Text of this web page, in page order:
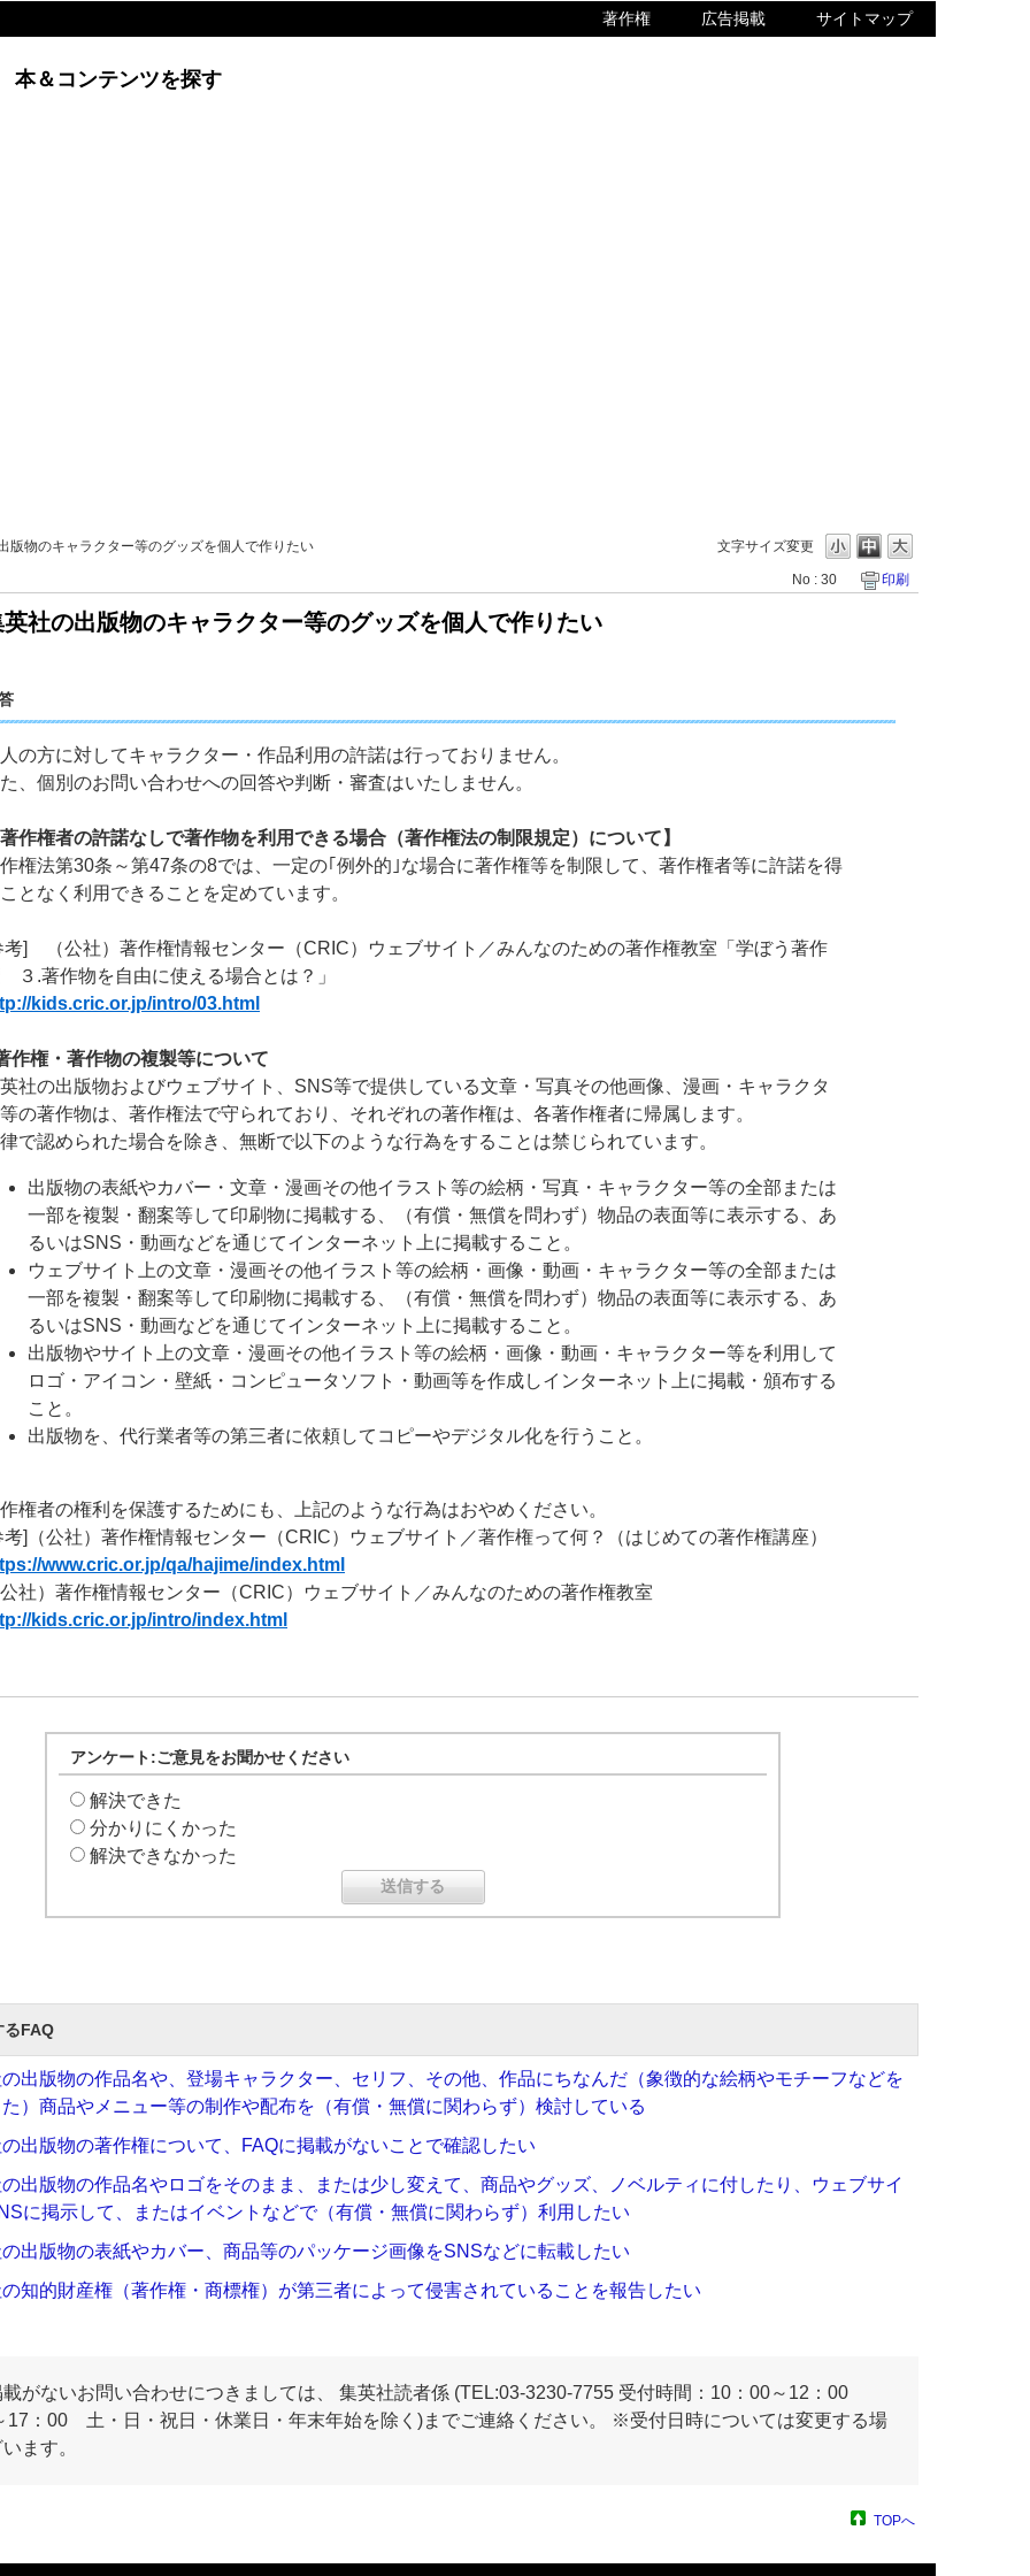
著作権 広告掲載 サイトマップ
本＆コンテンツを探す
文字サイズ変更
版物のキャラクター等のグッズを個人で作りたい
No : 30 印刷
英社の出版物のキャラクター等のグッズを個人で作りたい
の方に対してキャラクター・作品利用の許諾は行っておりません。
、個別のお問い合わせへの回答や判断・審査はいたしません。
著作権者の許諾なしで著作物を利用できる場合（著作権法の制限規定）について】
権法第30条～第47条の8では、一定の｢例外的｣な場合に著作権等を制限して、著作権者等に許諾を得
となく利用できることを定めています。
考] （公社）著作権情報センター（CRIC）ウェブサイト／みんなのための著作権教室「学ぼう著作
３.著作物を自由に使える場合とは？」
kids.cric.or.jp/intro/03.html
作権・著作物の複製等について
社の出版物およびウェブサイト、SNS等で提供している文章・写真その他画像、漫画・キャラクタ
の著作物は、著作権法で守られており、それぞれの著作権は、各著作権者に帰属します。
で認められた場合を除き、無断で以下のような行為をすることは禁じられています。
出版物の表紙やカバー・文章・漫画その他イラスト等の絵柄・写真・キャラクター等の全部または
一部を複製・翻案等して印刷物に掲載する、（有償・無償を問わず）物品の表面等に表示する、あ
るいはSNS・動画などを通じてインターネット上に掲載すること。
ウェブサイト上の文章・漫画その他イラスト等の絵柄・画像・動画・キャラクター等の全部または
一部を複製・翻案等して印刷物に掲載する、（有償・無償を問わず）物品の表面等に表示する、あ
るいはSNS・動画などを通じてインターネット上に掲載すること。
出版物やサイト上の文章・漫画その他イラスト等の絵柄・画像・動画・キャラクター等を利用して
ロゴ・アイコン・壁紙・コンピュータソフト・動画等を作成しインターネット上に掲載・頒布する
こと。
出版物を、代行業者等の第三者に依頼してコピーやデジタル化を行うこと。
権者の権利を保護するためにも、上記のような行為はおやめください。
考]（公社）著作権情報センター（CRIC）ウェブサイト／著作権って何？（はじめての著作権講座）
www.cric.or.jp/qa/hajime/index.html
公社）著作権情報センター（CRIC）ウェブサイト／みんなのための著作権教室
kids.cric.or.jp/intro/index.html
アンケート:ご意見をお聞かせください
解決できた
分かりにくかった
解決できなかった
るFAQ
出版物の作品名や、登場キャラクター、セリフ、その他、作品にちなんだ（象徴的な絵柄やモチーフなどを
）商品やメニュー等の制作や配布を（有償・無償に関わらず）検討している
出版物の著作権について、FAQに掲載がないことで確認したい
出版物の作品名やロゴをそのまま、または少し変えて、商品やグッズ、ノベルティに付したり、ウェブサイ
に掲示して、またはイベントなどで（有償・無償に関わらず）利用したい
出版物の表紙やカバー、商品等のパッケージ画像をSNSなどに転載したい
知的財産権（著作権・商標権）が第三者によって侵害されていることを報告したい
載がないお問い合わせにつきましては、 集英社読者係 (TEL:03-3230-7755 受付時間：10：00～12：00
17：00 土・日・祝日・休業日・年末年始を除く)までご連絡ください。 ※受付日時については変更する場
ます。
TOPへ